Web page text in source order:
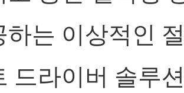
하는 이상적인
드라이버 솔루